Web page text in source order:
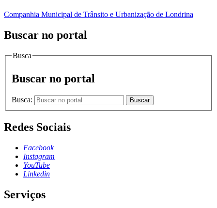
Companhia Municipal de Trânsito e Urbanização de Londrina
Buscar no portal
Busca
Buscar no portal
Busca: Buscar
Redes Sociais
Facebook
Instagram
YouTube
Linkedin
Serviços